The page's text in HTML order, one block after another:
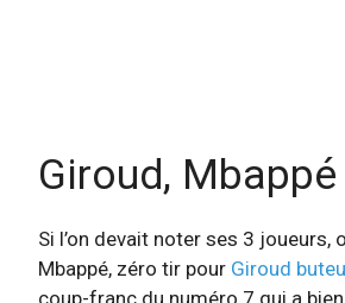
Giroud,
Si l’on devait noter ses 3
Mbappé, zéro tir pour Giroud
coup-franc du numéro 7 qui a